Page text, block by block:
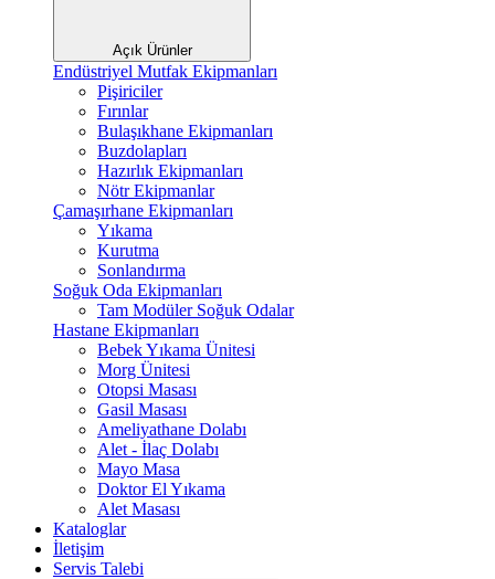
Açık Ürünler
Endüstriyel Mutfak Ekipmanları
Pişiriciler
Fırınlar
Bulaşıkhane Ekipmanları
Buzdolapları
Hazırlık Ekipmanları
Nötr Ekipmanlar
Çamaşırhane Ekipmanları
Yıkama
Kurutma
Sonlandırma
Soğuk Oda Ekipmanları
Tam Modüler Soğuk Odalar
Hastane Ekipmanları
Bebek Yıkama Ünitesi
Morg Ünitesi
Otopsi Masası
Gasil Masası
Ameliyathane Dolabı
Alet - İlaç Dolabı
Mayo Masa
Doktor El Yıkama
Alet Masası
Kataloglar
İletişim
Servis Talebi